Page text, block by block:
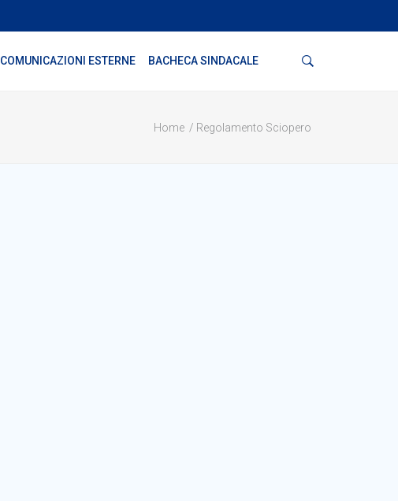
COMUNICAZIONI ESTERNE BACHECA SINDACALE
Home Regolamento Sciopero